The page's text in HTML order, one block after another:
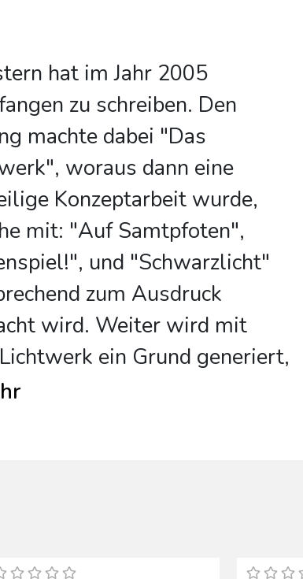
hat im Jahr 2005
zu schreiben. Den
machte dabei "Das
woraus dann eine
Konzeptarbeit wurde,
mit: "Auf Samtpfoten",
und "Schwarzlicht"
zum Ausdruck
wird. Weiter wird mit
ein Grund generiert,